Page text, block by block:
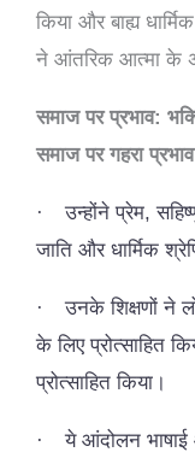
किया और बाह्य
ने आंतरिक आत्मा के
समाज पर प्रभाव:
समाज पर गहरा
·
उन्होंने प्रेम,
जाति और धार्मिक
·
उनके शिक्षणों ने
के लिए प्रोत्साहित
प्रोत्साहित किया।
·
ये आंदोलन